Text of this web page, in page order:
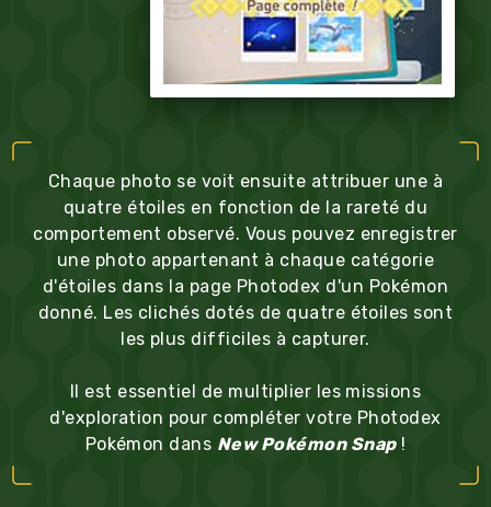
Chaque photo se voit ensuite attribuer une à
quatre étoiles en fonction de la rareté du
comportement observé. Vous pouvez enregistrer
une photo appartenant à chaque catégorie
d'étoiles dans la page Photodex d'un Pokémon
donné. Les clichés dotés de quatre étoiles sont
les plus difficiles à capturer.
Il est essentiel de multiplier les missions
d'exploration pour compléter votre Photodex
Pokémon dans New Pokémon Snap!